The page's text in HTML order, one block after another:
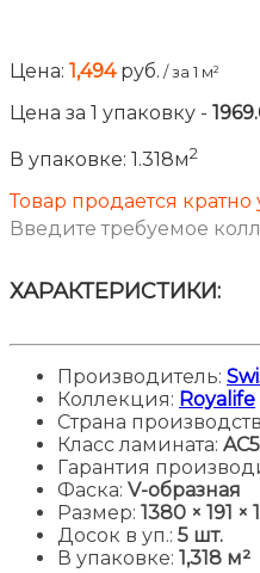
Цена: 1,494 руб. / за 1 м²
Цена за 1 упаковку -
В упаковке: 1.318м2
Товар продается кратно
Введите требуемое
ХАРАКТЕРИСТИКИ:
Производитель:
Коллекция: Royalife
Страна
Класс ламината: AC5
Гарантия
Фаска: V-образная
Размер: 1380 × 191 ×
Досок в уп.: 5 шт.
В упаковке: 1,318 м²